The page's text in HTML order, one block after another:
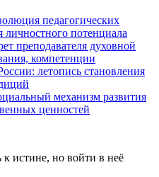
педагогических
потенциала
преподавателя духовной
компетенции
летопись становления
механизм развития
ценностей
к истине, но войти в неё